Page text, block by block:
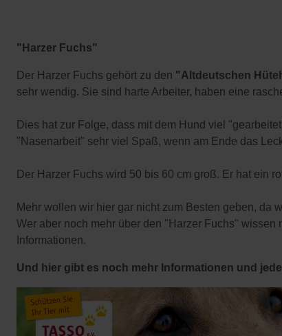
"Harzer Fuchs"
Der Harzer Fuchs gehört zu den "Altdeutschen
sehr wendig. Sie sind harte Arbeiter, haben eine
Dies hat zur Folge, dass mit dem Hund viel
"Nasenarbeit" sehr viel Spaß, wenn am Ende das
Der Harzer Fuchs wird 50 bis 60 cm groß. Er hat ein
Mehr wollen wir hier gar nicht zum Besten geben, da
Wer aber noch mehr über den "Harzer Fuchs" wissen
Informationen.
Und hier gibt es noch mehr Informationen und